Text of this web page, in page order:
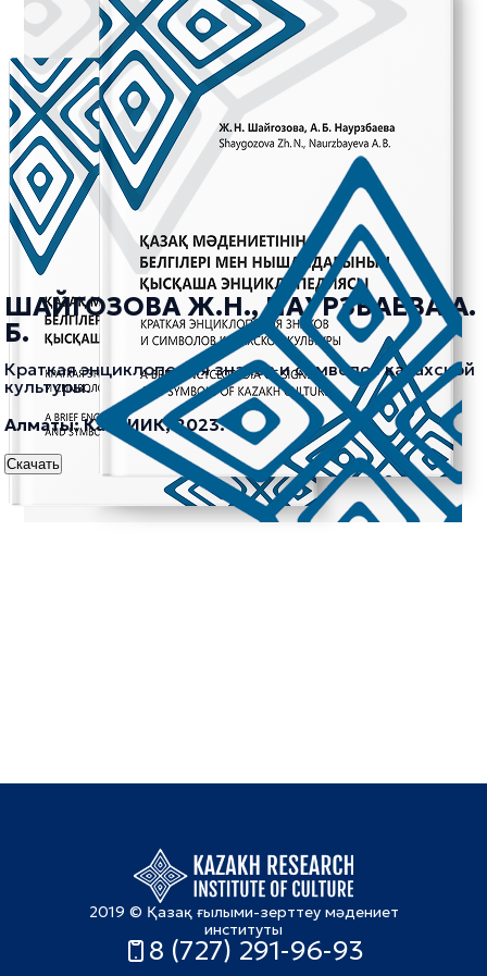
ШАЙГОЗОВА Ж.Н., НАУРЗБАЕВА А.
Б.
Краткая энциклопедия знаков и символов казахской
культуры.
Алматы: КазНИИК, 2023.
Скачать
2019 © Қазақ ғылыми-зерттеу мәдениет
институты
8 (727) 291-96-93